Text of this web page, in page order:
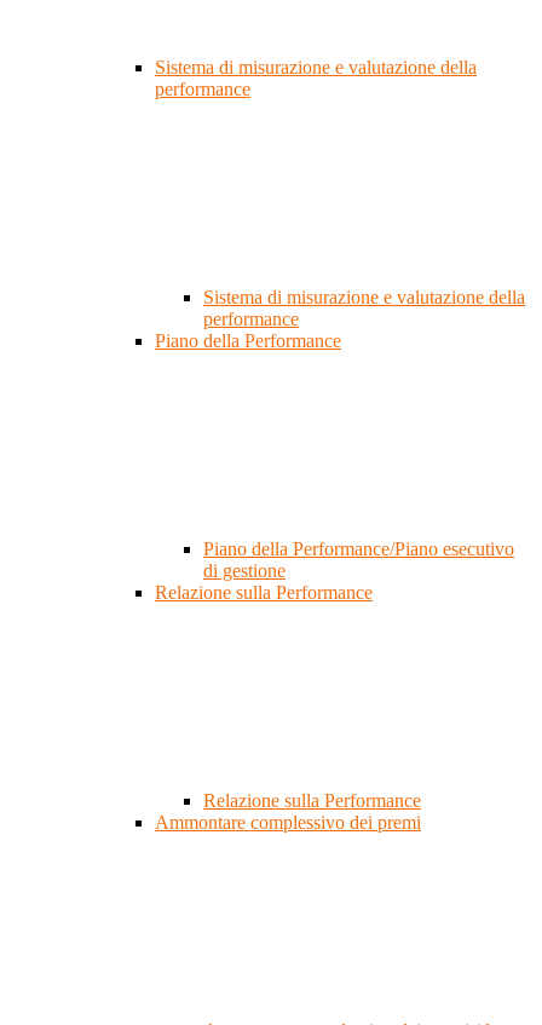
Sistema di misurazione e valutazione della
performance
Sistema di misurazione e valutazione della
performance
Piano della Performance
Piano della Performance/Piano esecutivo
di gestione
Relazione sulla Performance
Relazione sulla Performance
Ammontare complessivo dei premi